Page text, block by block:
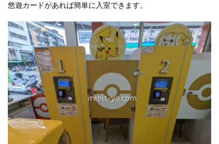
悠遊カードがあれば簡単に入室できます。